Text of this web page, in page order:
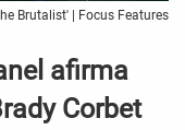
Brutalist' | Focus Features
afirma
Corbet